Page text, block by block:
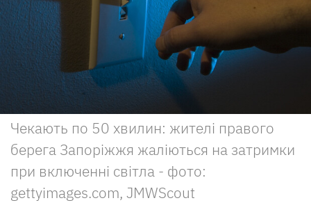
Чекають по 50 хвилин: жителі правого
берега Запоріжжя жаліються на затримки
при включенні світла - фото:
gettyimages.com, JMWScout